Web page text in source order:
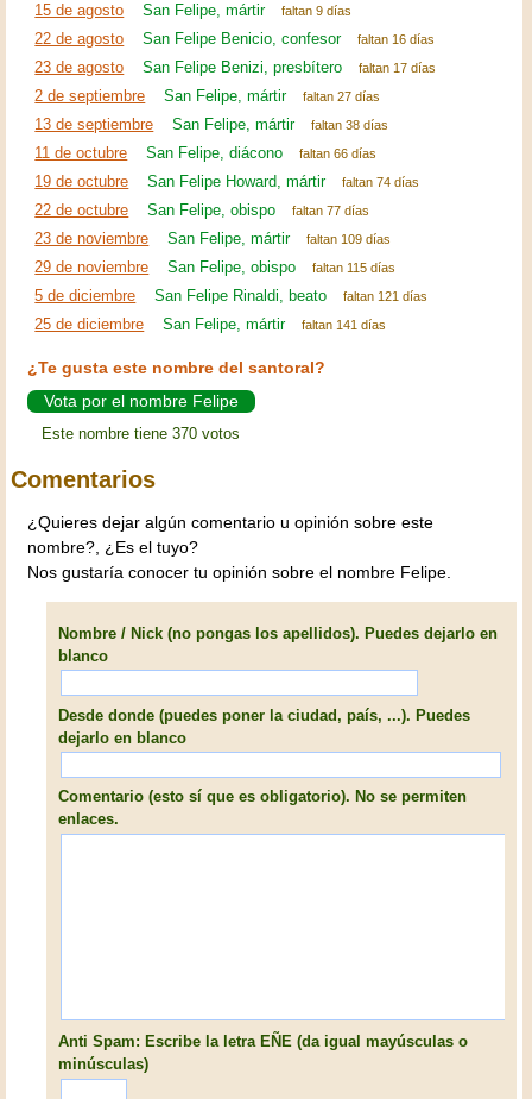
15 de agosto San Felipe, mártir faltan 9 días
22 de agosto San Felipe Benicio, confesor faltan 16 días
23 de agosto San Felipe Benizi, presbítero faltan 17 días
2 de septiembre San Felipe, mártir faltan 27 días
13 de septiembre San Felipe, mártir faltan 38 días
11 de octubre San Felipe, diácono faltan 66 días
19 de octubre San Felipe Howard, mártir faltan 74 días
22 de octubre San Felipe, obispo faltan 77 días
23 de noviembre San Felipe, mártir faltan 109 días
29 de noviembre San Felipe, obispo faltan 115 días
5 de diciembre San Felipe Rinaldi, beato faltan 121 días
25 de diciembre San Felipe, mártir faltan 141 días
¿Te gusta este nombre del santoral?
Vota por el nombre Felipe
Este nombre tiene 370 votos
Comentarios
¿Quieres dejar algún comentario u opinión sobre este
nombre?, ¿Es el tuyo?
Nos gustaría conocer tu opinión sobre el nombre Felipe.
Nombre / Nick (no pongas los apellidos). Puedes dejarlo en
blanco
Desde donde (puedes poner la ciudad, país, ...). Puedes
dejarlo en blanco
Comentario (esto sí que es obligatorio). No se permiten
enlaces.
Anti Spam: Escribe la letra EÑE (da igual mayúsculas o
minúsculas)